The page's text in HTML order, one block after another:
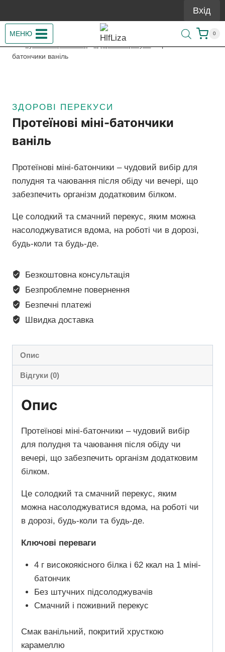
до
вмісту
Вхід
МЕНЮ 0
/ Купити Гербалайф / Здорові перекуси / Протеїнові міні-
батончики ваніль
ЗДОРОВІ ПЕРЕКУСИ
Протеїнові міні-батончики
ваніль
Протеїнові міні-батончики – чудовий вибір для
полудня та чаювання після обіду чи вечері, що
забезпечить організм додатковим білком.
Це солодкий та смачний перекус, яким можна
насолоджуватися вдома, на роботі чи в дорозі,
будь-коли та будь-де.
Безкоштовна консультація
Безпроблемне повернення
Безпечні платежі
Швидка доставка
Опис
Відгуки (0)
Опис
Протеїнові міні-батончики – чудовий вибір
для полудня та чаювання після обіду чи
вечері, що забезпечить організм додатковим
білком.
Це солодкий та смачний перекус, яким
можна насолоджуватися вдома, на роботі чи
в дорозі, будь-коли та будь-де.
Ключові переваги
4 г високоякісного білка і 62 ккал на 1 міні-
батончик
Без штучних підсолоджувачів
Смачний і поживний перекус
Смак ванільний, покритий хрусткою
карамеллю